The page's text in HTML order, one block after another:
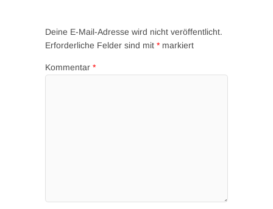
Deine E-Mail-Adresse wird nicht veröffentlicht.
Erforderliche Felder sind mit * markiert
Kommentar *